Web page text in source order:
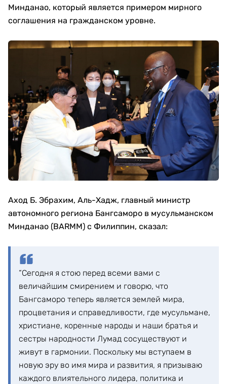
Минданао, который является примером мирного
соглашения на гражданском уровне.
Аход Б. Эбрахим, Аль-Хадж, главный министр
автономного региона Бангсаморо в мусульманском
Минданао (BARMM) с Филиппин, сказал:
“Сегодня я стою перед всеми вами с
величайшим смирением и говорю, что
Бангсаморо теперь является землей мира,
процветания и справедливости, где мусульмане,
христиане, коренные народы и наши братья и
сестры народности Лумад сосуществуют и
живут в гармонии. Поскольку мы вступаем в
новую эру во имя мира и развития, я призываю
каждого влиятельного лидера, политика и